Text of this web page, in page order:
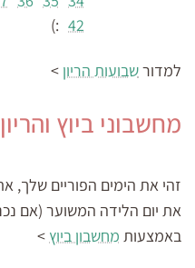
42
:)
למדורשבועות הריון >
מחשבוני ביוץ והריון
זהי את הימים הפוריים שלך,
את יום הלידה המשוער (אם
באמצעות מחשבון ביוץ >